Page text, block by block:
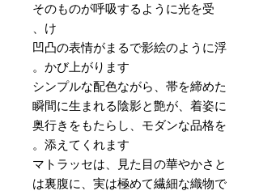
そのものが呼吸するように光を受
け、
凹凸の表情がまるで影絵のように浮
かび上がります。
シンプルな配色ながら、帯を締めた
瞬間に生まれる陰影と艶が、着姿に
奥行きをもたらし、モダンな品格を
添えてくれます。
マトラッセは、見た目の華やかさと
は裏腹に、実は極めて繊細な織物で